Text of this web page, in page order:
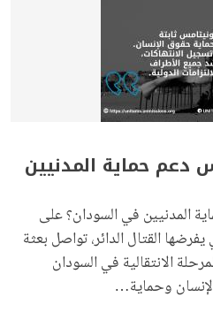
دعم حماية المدنيين
المدنيين في السودان؟ على
القتال الدائر، تواصل بعثة
الانتقالية في السودان
وحماية…